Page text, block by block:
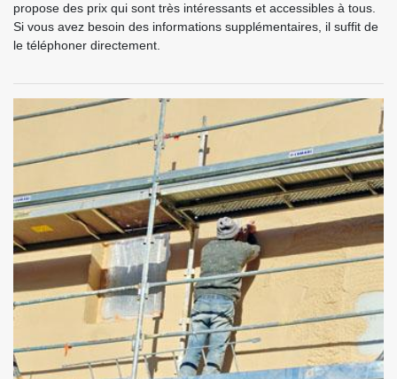
propose des prix qui sont très intéressants et accessibles à tous.
Si vous avez besoin des informations supplémentaires, il suffit de
le téléphoner directement.